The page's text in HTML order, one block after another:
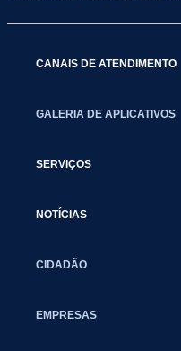
CANAIS DE ATENDIMENTO
GALERIA DE APLICATIVOS
SERVIÇOS
NOTÍCIAS
CIDADÃO
EMPRESAS